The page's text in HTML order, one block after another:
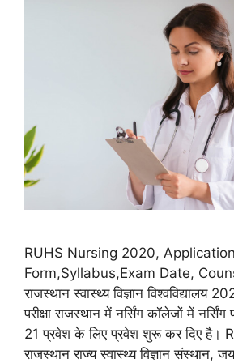
RUHS Nursing 2020, Application
Form,Syllabus,Exam Date,
राजस्थान स्वास्थ्य विज्ञान विश्वविद्यालय
परीक्षा राजस्थान में नर्सिंग कॉलेजों में
21 प्रवेश के लिए प्रवेश शुरू कर दिए है।
राजस्थान राज्य स्वास्थ्य विज्ञान संस्थान,